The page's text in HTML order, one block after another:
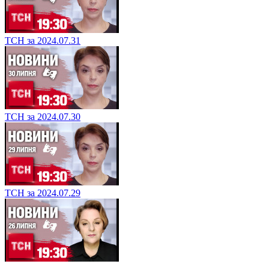
ТСН за 2024.07.31
ТСН за 2024.07.30
ТСН за 2024.07.29